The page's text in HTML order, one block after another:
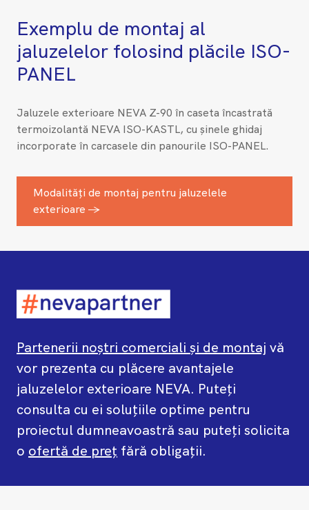
Exemplu de montaj al
jaluzelelor folosind plăcile ISO-
PANEL
Jaluzele exterioare NEVA Z-90 în caseta încastrată
termoizolantă NEVA ISO-KASTL, cu șinele ghidaj
incorporate în carcasele din panourile ISO-PANEL.
Modalități de montaj pentru jaluzelele
exterioare →
Partenerii noștri comerciali și de montaj vă
vor prezenta cu plăcere avantajele
jaluzelelor exterioare NEVA. Puteți
consulta cu ei soluțiile optime pentru
proiectul dumneavoastră sau puteți solicita
o ofertă de preț fără obligații.